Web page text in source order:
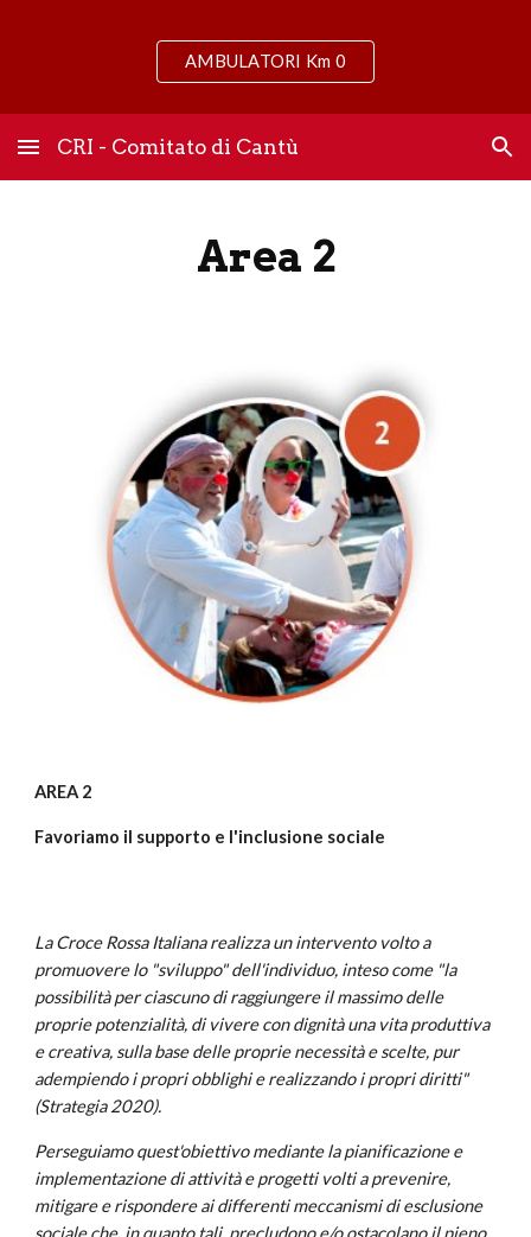
Skip to main content Skip to navigation
AMBULATORI Km 0
CRI - Comitato di Cantù
Area 2
AREA 2
Favoriamo il supporto e l'inclusione sociale
La Croce Rossa Italiana realizza un intervento volto a
promuovere lo "sviluppo" dell'individuo, inteso come "la
possibilità per ciascuno di raggiungere il massimo delle
proprie potenzialità, di vivere con dignità una vita produttiva
e creativa, sulla base delle proprie necessità e scelte, pur
adempiendo i propri obblighi e realizzando i propri diritti"
(Strategia 2020).
Perseguiamo quest'obiettivo mediante la pianificazione e
implementazione di attività e progetti volti a prevenire,
mitigare e rispondere ai differenti meccanismi di esclusione
sociale che, in quanto tali, precludono e/o ostacolano il pieno